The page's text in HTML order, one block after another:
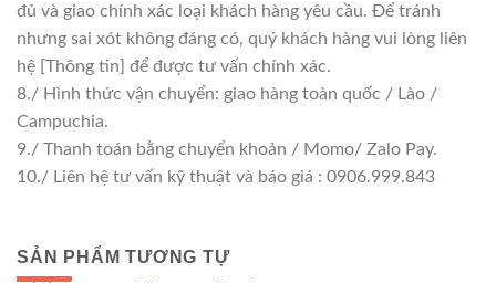
đủ và giao chính xác loại khách hàng yêu cầu. Để tránh
nhưng sai xót không đáng có, quý khách hàng vui lòng liên
hệ [Thông tin] để được tư vấn chính xác.
8./ Hình thức vận chuyển: giao hàng toàn quốc / Lào /
Campuchia.
9./ Thanh toán bằng chuyển khoản / Momo/ Zalo Pay.
10./ Liên hệ tư vấn kỹ thuật và báo giá : 0906.999.843
SẢN PHẨM TƯƠNG TỰ
GIÁ SỈ
GIÁ TỐT